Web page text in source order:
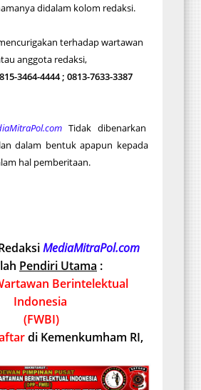
didalam kolom redaksi.
terhadap wartawan
anggota redaksi,
3464-4444 ; 0813-7633-3387
Tidak dibenarkan
dalam bentuk apapun kepada
hal pemberitaan.
MediaMitraPol.com
Pendiri Utama :
Berintelektual
Indonesia
(FWBI)
di Kemenkumham RI,